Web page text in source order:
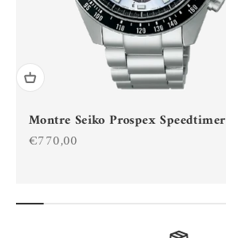
Montre Seiko Prospex Speedtimer
Prix de vente
€770,00